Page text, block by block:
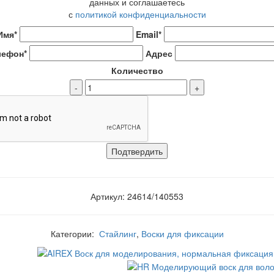
с политикой конфиденциальности
Email*
Адрес
Количество
-
+
Артикул: 24614/140553
Категории: Стайлинг, Воски для фиксации